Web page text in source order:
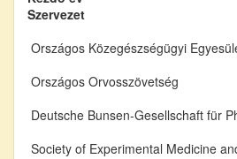
Szervezet
Országos Közegészségügyi
Országos Orvosszövetség
Deutsche Bunsen-Gesellschaft für
Society of Experimental Medicine